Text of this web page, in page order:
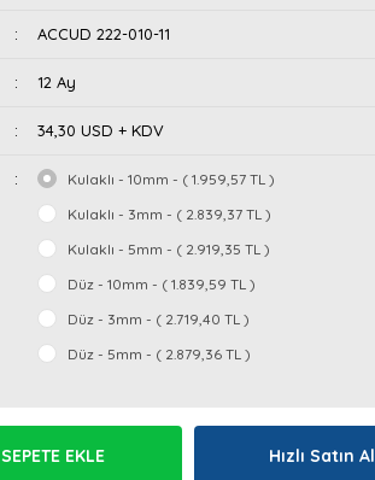
ACCUD 222-010-11
12 Ay
34,30 USD + KDV
Kulaklı - 10mm - ( 1.959,57 TL )
Kulaklı - 3mm - ( 2.839,37 TL )
Kulaklı - 5mm - ( 2.919,35 TL )
Düz - 10mm - ( 1.839,59 TL )
Düz - 3mm - ( 2.719,40 TL )
Düz - 5mm - ( 2.879,36 TL )
SEPETE EKLE Hızlı Satın Al